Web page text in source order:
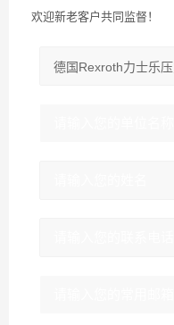
欢迎新老客户共同监督！